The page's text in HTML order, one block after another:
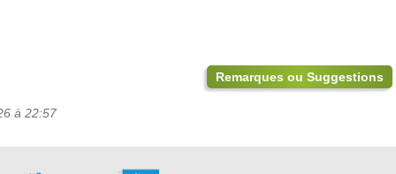
Remarques ou Suggestions
à 22:57